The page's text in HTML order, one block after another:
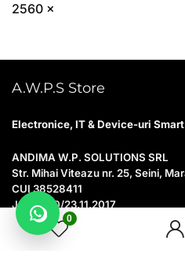
0
A.W.P.S Store
Electronice, IT & Device-uri
ANDIMA W.P. SOLUTIONS SRL
Str. Mihai Viteazu nr. 25, Seini,
CUI 38528411
J24/1930/23.11.2017
Email:contact@awps-store.ro
Program suport: Luni–Vineri,